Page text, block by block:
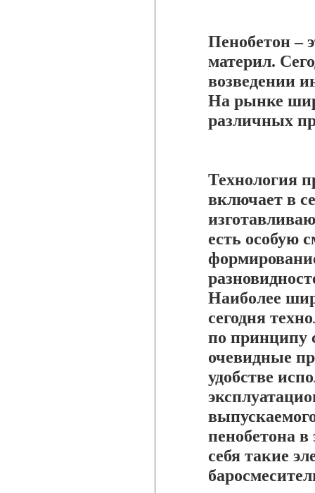
Пенобетон –
материл.
возведении
На рынке
различных
Технология
включает в
есть особую
Наиболее
сегодня
по принципу
очевидные
удобстве
пенобетона
себя такие